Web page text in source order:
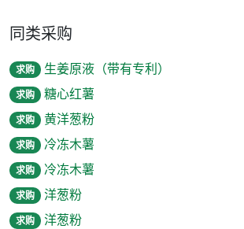
同类采购
求购 生姜原液（带有专利）
求购 糖心红薯
求购 黄洋葱粉
求购 冷冻木薯
求购 冷冻木薯
求购 洋葱粉
求购 洋葱粉